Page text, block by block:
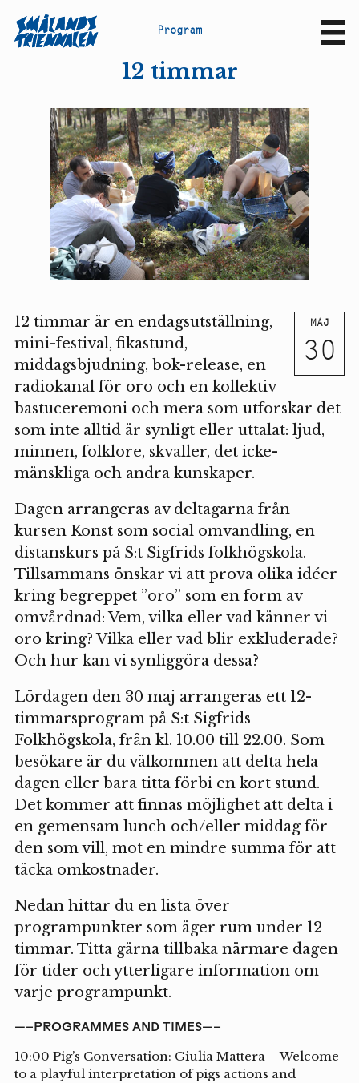
Program
12 timmar
MAJ
30
12 timmar är en endagsutställning,
mini-festival, fikastund,
middagsbjudning, bok-release, en
radiokanal för oro och en kollektiv
bastuceremoni och mera som utforskar det
som inte alltid är synligt eller uttalat: ljud,
minnen, folklore, skvaller, det icke-
mänskliga och andra kunskaper.
Dagen arrangeras av deltagarna från
kursen Konst som social omvandling, en
distanskurs på S:t Sigfrids folkhögskola.
Tillsammans önskar vi att prova olika idéer
kring begreppet ”oro” som en form av
omvårdnad: Vem, vilka eller vad känner vi
oro kring? Vilka eller vad blir exkluderade?
Och hur kan vi synliggöra dessa?
Lördagen den 30 maj arrangeras ett 12-
timmarsprogram på S:t Sigfrids
Folkhögskola, från kl. 10.00 till 22.00. Som
besökare är du välkommen att delta hela
dagen eller bara titta förbi en kort stund.
Det kommer att finnas möjlighet att delta i
en gemensam lunch och/eller middag för
den som vill, mot en mindre summa för att
täcka omkostnader.
Nedan hittar du en lista över
programpunkter som äger rum under 12
timmar. Titta gärna tillbaka närmare dagen
för tider och ytterligare information om
varje programpunkt.
—–PROGRAMMES AND TIMES—–
10:00 Pig’s Conversation: Giulia Mattera – Welcome
to a playful interpretation of pigs actions and